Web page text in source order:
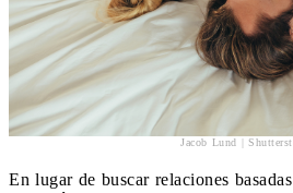
Jacob Lund |
En lugar de buscar relaciones